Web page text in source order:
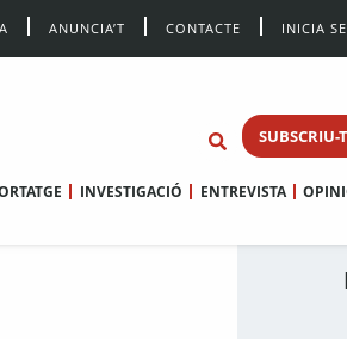
ANUNCIA’T CONTACTE INICIA
SUBSCRIU-
INVESTIGACIÓ ENTREVISTA